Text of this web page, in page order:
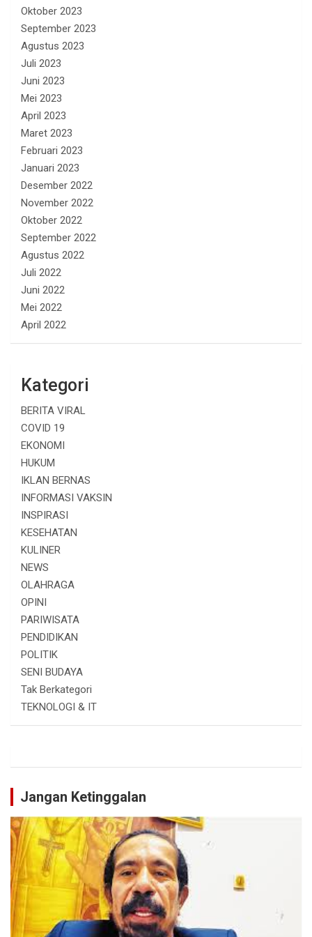
Oktober 2023
September 2023
Agustus 2023
Juli 2023
Juni 2023
Mei 2023
April 2023
Maret 2023
Februari 2023
Januari 2023
Desember 2022
November 2022
Oktober 2022
September 2022
Agustus 2022
Juli 2022
Juni 2022
Mei 2022
April 2022
Kategori
BERITA VIRAL
COVID 19
EKONOMI
HUKUM
IKLAN BERNAS
INFORMASI VAKSIN
INSPIRASI
KESEHATAN
KULINER
NEWS
OLAHRAGA
OPINI
PARIWISATA
PENDIDIKAN
POLITIK
SENI BUDAYA
Tak Berkategori
TEKNOLOGI & IT
Jangan Ketinggalan